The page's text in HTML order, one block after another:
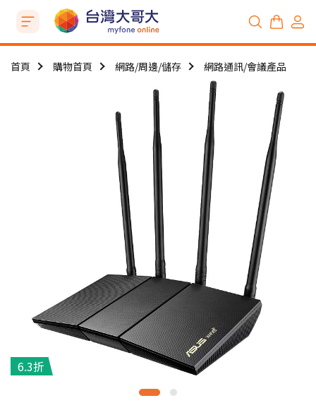
首頁 購物首頁 網路/周邊/儲存 網路通訊/會議產品
6.3折